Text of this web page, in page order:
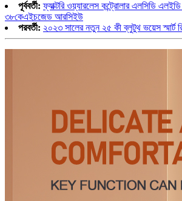
পূর্ববর্তী: ফ্যাক্টরি ওয়্যারলেস কন্ট্রোলার এলসিডি
৩৮কেএইচজেড আরসিইউ
পরবর্তী: ২০২৩ সালের নতুন ২৫ কী ব্লুটুথ ভয়েস স্মার্ট